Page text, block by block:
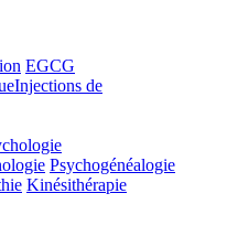
EGCG
Injections de
Psychogénéalogie
Kinésithérapie